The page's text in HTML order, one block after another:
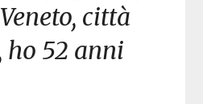
città
ho 52 anni